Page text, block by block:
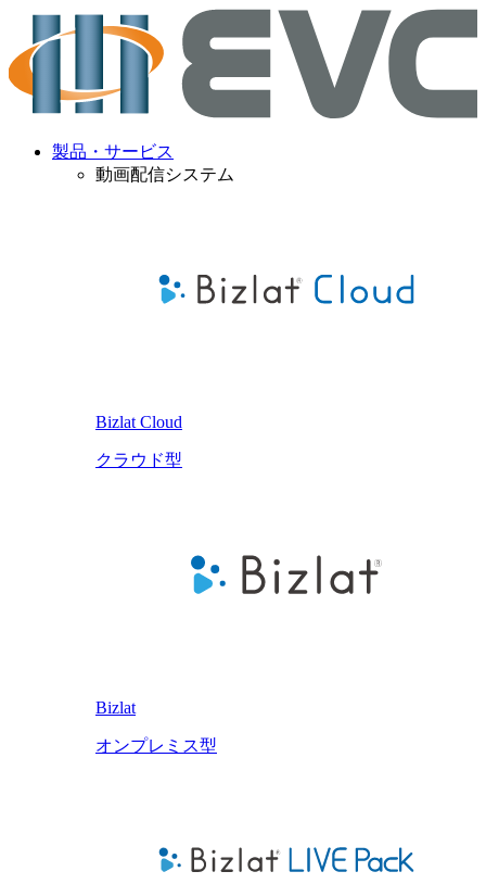
製品・サービス
動画配信システム
Bizlat Cloud
クラウド型
Bizlat
オンプレミス型